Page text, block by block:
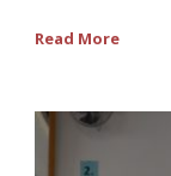
Read More